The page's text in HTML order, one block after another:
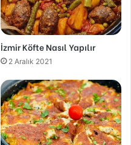
İzmir Köfte Nasıl Yapılır
2 Aralık 2021